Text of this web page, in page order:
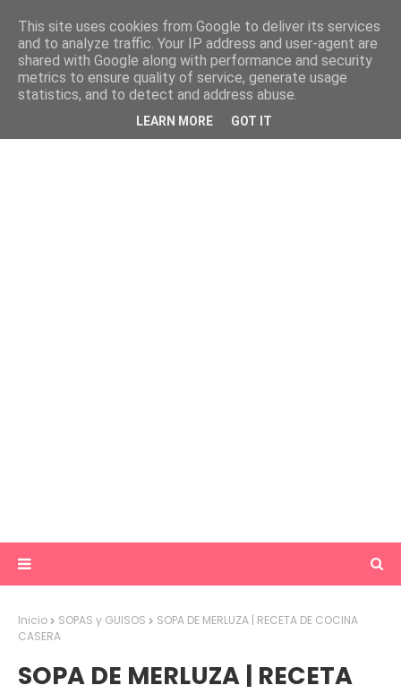
Inicio SOPAS y GUISOS
SOPA DE MERLUZA | RECETA DE COCINA
CASERA
SOPA DE MERLUZA | RECETA
This site uses cookies from Google to deliver its services
and to analyze traffic. Your IP address and user-agent are
shared with Google along with performance and security
metrics to ensure quality of service, generate usage
statistics, and to detect and address abuse.
LEARN MORE GOT IT